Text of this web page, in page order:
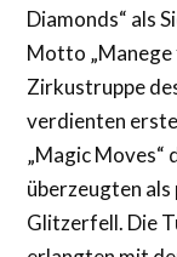
Diamonds“ als
Motto „Manege
Zirkustruppe
verdienten
„Magic Moves“
überzeugten
Glitzerfell. Die